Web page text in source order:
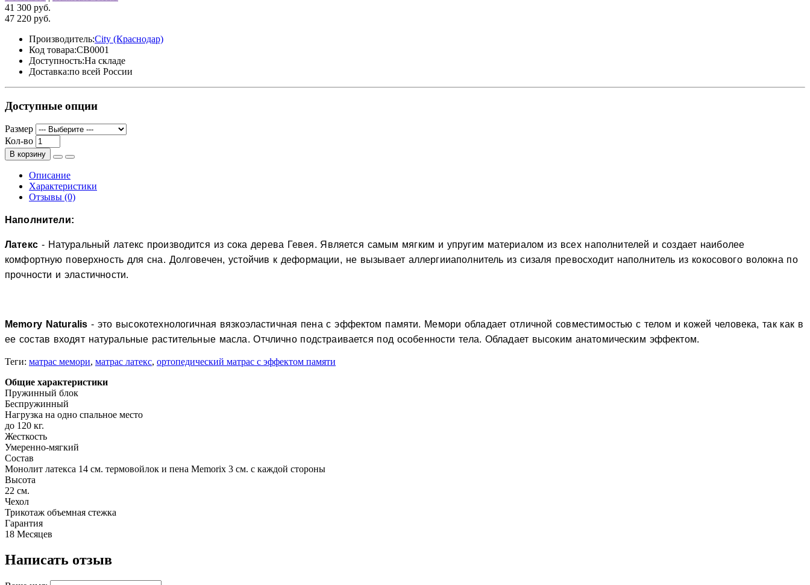
41 300 руб.
47 220 руб.
Производитель:City (Краснодар)
Код товара:CB0001
Доступность:На складе
Доставка:по всей России
Доступные опции
Размер
Кол-во
В корзину
Описание
Характеристики
Отзывы (0)
Наполнители:
Латекс- Натуральный латекс производится из сока дерева Гевея. Является самым мягким и упругим материалом из всех наполнителей и создает наиболее
комфортную поверхность для сна. Долговечен, устойчив к деформации, не вызывает аллергииаполнитель из сизаля превосходит наполнитель из кокосового волокна по
прочности и эластичности.
Memory Naturalis - это высокотехнологичная вязкоэластичная пена с эффектом памяти. Мемори обладает отличной совместимостью с телом и кожей человека, так как в
ее состав входят натуральные растительные масла. Отчлично подстраивается под особенности тела. Обладает высоким анатомическим эффектом.
Теги: матрас мемори, матрас латекс, ортопедический матрас с эффектом памяти
Общие характеристики
Пружинный блок
Беспружинный
Нагрузка на одно спальное место
до 120 кг.
Жесткость
Умеренно-мягкий
Состав
Монолит латекса 14 см. термовойлок и пена Memorix 3 см. с каждой стороны
Высота
22 см.
Чехол
Трикотаж объемная стежка
Гарантия
18 Месяцев
Написать отзыв